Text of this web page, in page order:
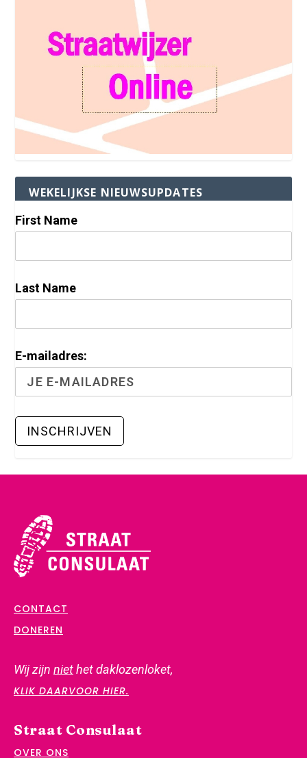
WEKELIJKSE NIEUWSUPDATES
First Name
Last Name
E-mailadres:
CONTACT
DONEREN
Wij zijn niethet daklozenloket,
KLIK DAARVOOR HIER.
Straat Consulaat
OVER ONS